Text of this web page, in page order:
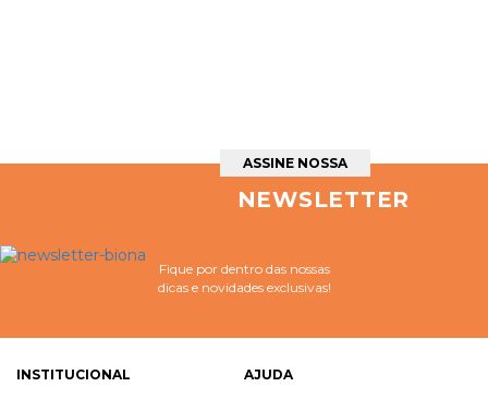
ASSINE NOSSA
NEWSLETTER
Fique por dentro das nossas
dicas e novidades exclusivas!
INSTITUCIONAL AJUDA